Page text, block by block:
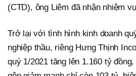
(CTD), ông Liêm đã nhận nhiệm
Trở lại với tình hình kinh doanh
nghiệp thầu, riêng Hưng Thịnh
quý 1/2021 tăng lên 1.160 tỷ